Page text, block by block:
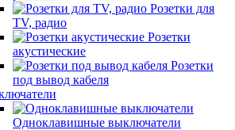
Розетки для
TV, радио
Розетки
акустические
Розетки
под вывод кабеля
Одноклавишные выключатели